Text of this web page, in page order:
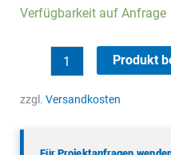
Verfügbarkeit auf Anfrage
LTE/GPS
Dachantenne
Fakra
Produkt
zzgl. Versandkosten